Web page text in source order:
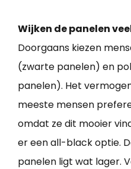
Wijken de panelen
Doorgaans kiezen
(zwarte panelen) en
panelen). Het
meeste mensen
omdat ze dit mooier
er een all-black optie.
panelen ligt wat lager.